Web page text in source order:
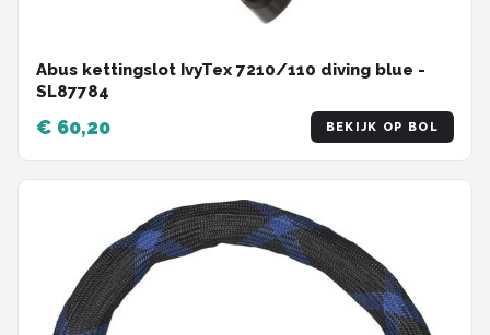
Abus kettingslot IvyTex 7210/110 diving blue -
SL87784
€ 60,20 BEKIJK OP BOL